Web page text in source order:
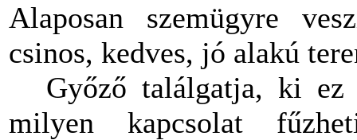
Alaposan szemügyre
csinos, kedves, jó alakú
Győző találgatja, ki
milyen kapcsolat